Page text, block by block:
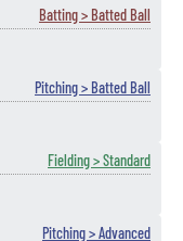
Batting > Batted Ball
Pitching > Batted Ball
Fielding > Standard
Pitching > Advanced